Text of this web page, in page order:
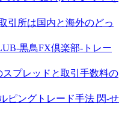
引所は国内と海外のどっ
黒鳥FX倶楽部-トレー
プレッドと取引手数料の
ピングトレード手法 閃-せ